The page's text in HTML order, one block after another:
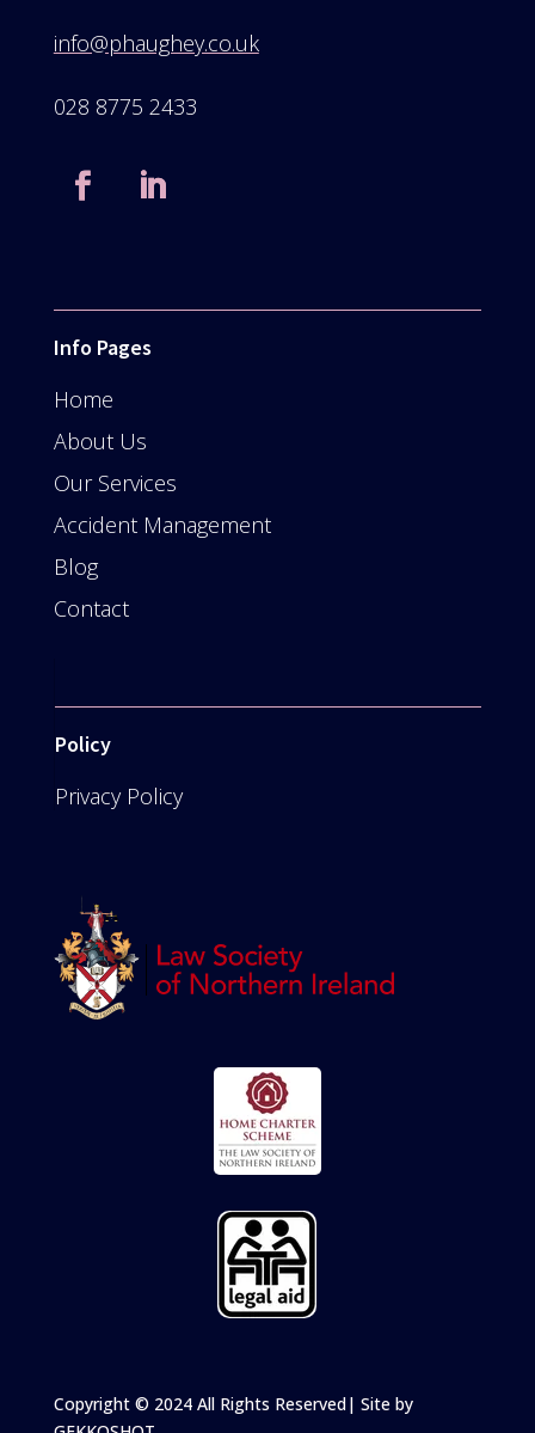
info@phaughey.co.uk
028 8775 2433
Info Pages
Home
About Us
Our Services
Accident Management
Blog
Contact
Policy
Privacy Policy
Copyright© 2024 All Rights Reserved| Site by